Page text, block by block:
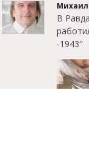
В
-1943"